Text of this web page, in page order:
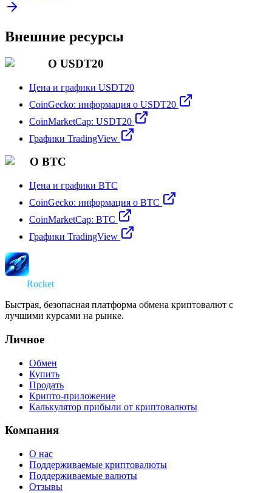
Внешние ресурсы
О USDT20
Цена и графики USDT20
CoinGecko: информация о USDT20
CoinMarketCap: USDT20
Графики TradingView
О BTC
Цена и графики BTC
CoinGecko: информация о BTC
CoinMarketCap: BTC
Графики TradingView
Rocket
Быстрая, безопасная платформа обмена криптовалют с
лучшими курсами на рынке.
Личное
Обмен
Купить
Продать
Крипто-приложение
Калькулятор прибыли от криптовалюты
Компания
О нас
Поддерживаемые криптовалюты
Поддерживаемые валюты
Отзывы